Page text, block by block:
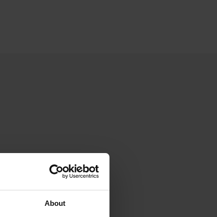
About